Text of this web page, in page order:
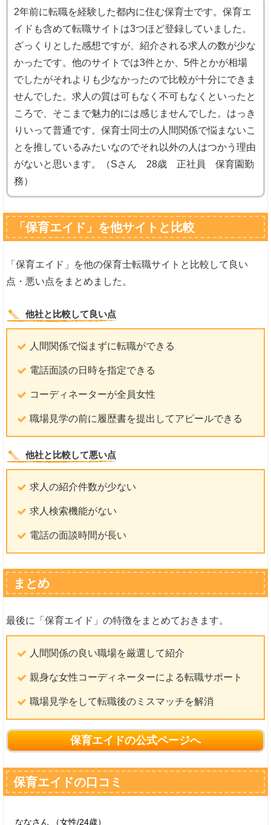
2年前に転職を経験した都内に住む保育士です。保育エ
イドも含めて転職サイトは3つほど登録していました。
ざっくりとした感想ですが、紹介される求人の数が少な
かったです。他のサイトでは3件とか、5件とかが相場
でしたがそれよりも少なかったので比較が十分にできま
せんでした。求人の質は可もなく不可もなくといったと
ころで、そこまで魅力的には感じませんでした。はっき
りいって普通です。保育士同士の人間関係で悩まないこ
とを推しているみたいなのでそれ以外の人はつかう理由
がないと思います。（Sさん 28歳 正社員 保育園勤
務）
「保育エイド」を他サイトと比較
「保育エイド」を他の保育士転職サイトと比較して良い
点・悪い点をまとめました。
他社と比較して良い点
人間関係で悩まずに転職ができる
電話面談の日時を指定できる
コーディネーターが全員女性
職場見学の前に履歴書を提出してアピールできる
他社と比較して悪い点
求人の紹介件数が少ない
求人検索機能がない
電話の面談時間が長い
まとめ
最後に「保育エイド」の特徴をまとめておきます。
人間関係の良い職場を厳選して紹介
親身な女性コーディネーターによる転職サポート
職場見学をして転職後のミスマッチを解消
保育エイドの公式ページへ
保育エイドの口コミ
ななさん （女性/24歳）